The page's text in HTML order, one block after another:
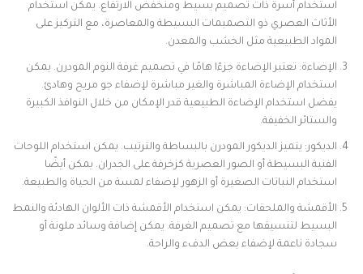
استخدام أسرة ذات تصميم بسيط ومنخفض الارتفاع. يمكن استخدام
الأثاث العصري ذو التصميمات البسيطة والمعاصرة، مع التركيز على
المواد الطبيعية مثل الخشب والمعدن.
الإضاءة: تعتبر الإضاءة جزءًا هامًا في تصميم غرفة النوم المودرن. يمكن
استخدام الإضاءة المباشرة والغير مباشرة لإضفاء جو مريح وهادئ.
يفضل استخدام الإضاءة الطبيعية قدر الإمكان من خلال النوافذ الكبيرة
والستائر الخفيفة.
الديكور: يتميز الديكور المودرن بالبساطة والترتيب. يمكن استخدام اللوحات
الفنية البسيطة أو الصور العصرية كزخرفة على الجدران. يمكن أيضًا
استخدام النباتات الصغيرة أو الزهور لإضفاء لمسة من الحياة والطبيعة.
الأقمشة والملحقات: يمكن استخدام الأقمشة ذات الألوان الهادئة والنمط
البسيط لتنسيقها مع تصميم الغرفة. يمكن إضافة وسائد ملونة أو
سجادة ناعمة لإضفاء بعض الدفء والراحة.